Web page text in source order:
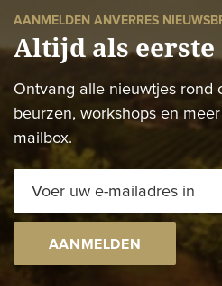
AANMELDEN ANVERRES
Altijd als eerste
Ontvang alle nieuwtjes rond
beurzen, workshops en
mailbox.
AANMELDEN